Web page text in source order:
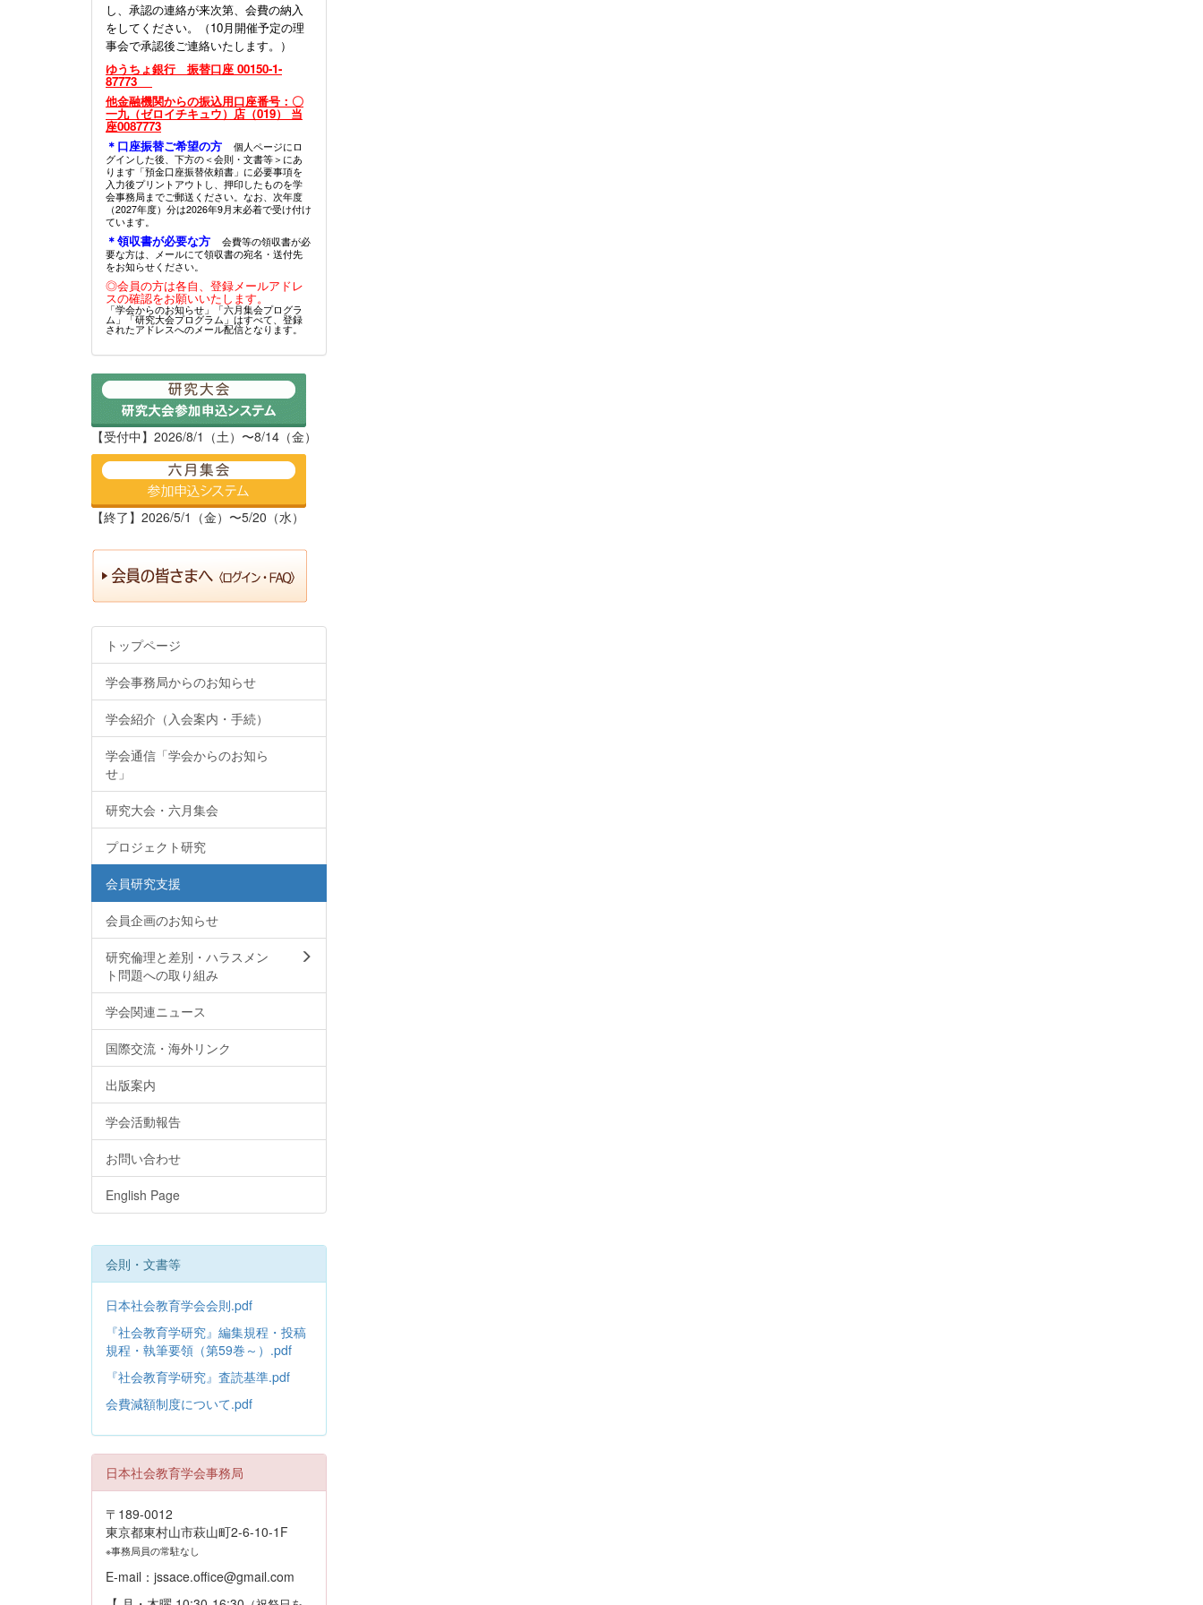
し、承認の連絡が来次第、会費の納入
をしてください。（10月開催予定の理
事会で承認後ご連絡いたします。）
ゆうちょ銀行 振替口座 00150-1-
87773
他金融機関からの振込用口座番号：〇
一九（ゼロイチキュウ）店（019） 当
座0087773
＊口座振替ご希望の方
個人ページにロ
グインした後、下方の＜会則・文書等＞にあ
ります「預金口座振替依頼書」に必要事項を
入力後プリントアウトし、押印したものを学
会事務局までご郵送ください。なお、次年度
（2027年度）分は2026年9月末必着で受け付け
ています。
＊領収書が必要な方
会費等の領収書が必
要な方は、メールにて領収書の宛名・送付先
をお知らせください。
◎会員の方は各自、登録メールアドレ
スの確認をお願いいたします。
「学会からのお知らせ」「六月集会プログラ
ム」「研究大会プログラム」はすべて、登録
されたアドレスへのメール配信となります。
【受付中】2026/8/1（土）〜8/14（金）
【終了】2026/5/1（金）〜5/20（水）
トップページ
学会事務局からのお知らせ
学会紹介（入会案内・手続）
学会通信「学会からのお知ら
せ」
研究大会・六月集会
プロジェクト研究
会員研究支援
会員企画のお知らせ
研究倫理と差別・ハラスメン
ト問題への取り組み
学会関連ニュース
国際交流・海外リンク
出版案内
学会活動報告
お問い合わせ
English Page
会則・文書等
日本社会教育学会会則.pdf
『社会教育学研究』編集規程・投稿
規程・執筆要領（第59巻～）.pdf
『社会教育学研究』査読基準.pdf
会費減額制度について.pdf
日本社会教育学会事務局
〒189-0012
東京都東村山市萩山町2-6-10-1F
※事務局員の常駐なし
E-mail：jssace.office@gmail.com